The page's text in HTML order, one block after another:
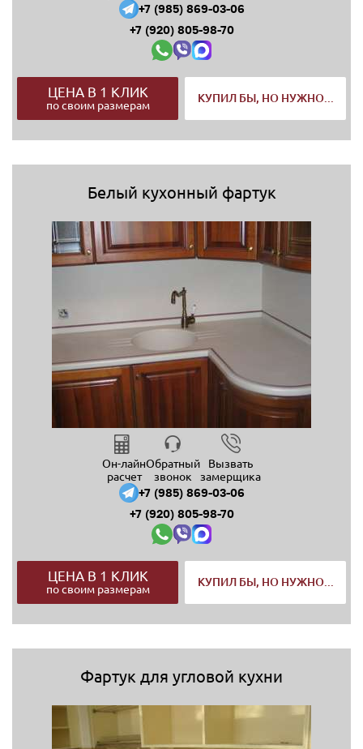
+7 (985) 869-03-06
+7 (920) 805-98-70
ЦЕНА В 1 КЛИК
по своим размерам
КУПИЛ БЫ, НО НУЖНО...
Белый кухонный фартук
Он-лайн
расчет
Обратный
звонок
Вызвать
замерщика
+7 (985) 869-03-06
+7 (920) 805-98-70
ЦЕНА В 1 КЛИК
по своим размерам
КУПИЛ БЫ, НО НУЖНО...
Фартук для угловой кухни